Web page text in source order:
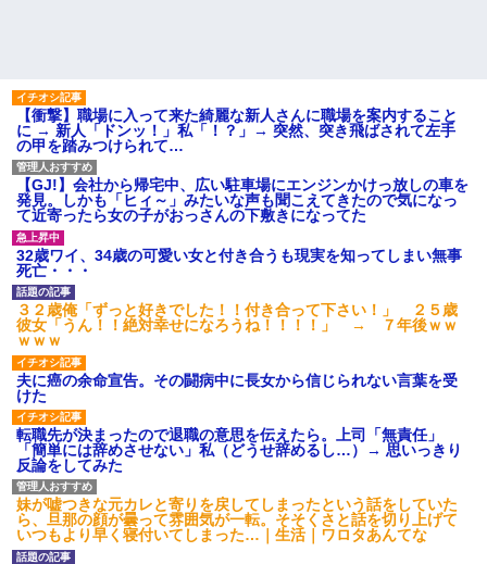
【衝撃】職場に入って来た綺麗な新人さんに職場を案内すること
に → 新人「ドンッ！」私「！？」→ 突然、突き飛ばされて左手
の甲を踏みつけられて…
【GJ!】会社から帰宅中、広い駐車場にエンジンかけっ放しの車を
発見。しかも「ヒィ～」みたいな声も聞こえてきたので気になっ
て近寄ったら女の子がおっさんの下敷きになってた
32歳ワイ、34歳の可愛い女と付き合うも現実を知ってしまい無事
死亡・・・
３２歳俺「ずっと好きでした！！付き合って下さい！」 ２５歳
彼女「うん！！絶対幸せになろうね！！！！」 → ７年後ｗｗ
ｗｗｗ
夫に癌の余命宣告。その闘病中に長女から信じられない言葉を受
けた
転職先が決まったので退職の意思を伝えたら。上司「無責任」
「簡単には辞めさせない」私（どうせ辞めるし…）→ 思いっきり
反論をしてみた
妹が嘘つきな元カレと寄りを戻してしまったという話をしていた
ら、旦那の顔が曇って雰囲気が一転。そそくさと話を切り上げて
いつもより早く寝付いてしまった…｜生活｜ワロタあんてな